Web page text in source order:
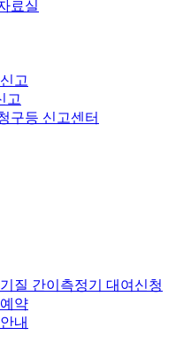
료실
고
고
구등 신고센터
질 간이측정기 대여신청
약
내